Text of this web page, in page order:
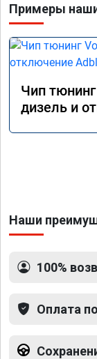
Примеры
Чип
дизель и
Наши
100%
Оплата